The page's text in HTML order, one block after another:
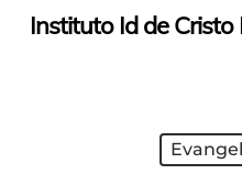
SkipInstituto Id de Cristo